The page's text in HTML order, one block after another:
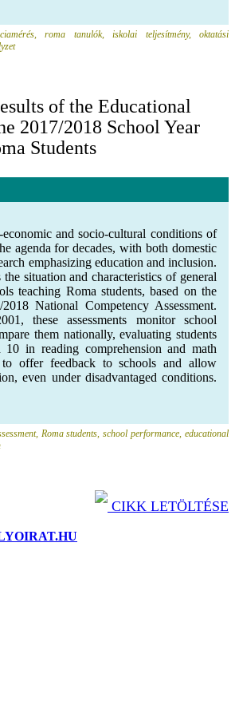
roma tanulók, iskolai teljesítmény, oktatási
of the Educational
2017/2018 School Year
Students
and socio-cultural conditions of
agenda for decades, with both domestic
emphasizing education and inclusion.
situation and characteristics of general
teaching Roma students, based on the
National Competency Assessment.
these assessments monitor school
them nationally, evaluating students
in reading comprehension and math
offer feedback to schools and allow
even under disadvantaged conditions.
Roma students, school performance, educational
CIKK LETÖLTÉSE